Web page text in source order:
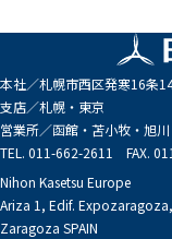
本社／札幌市西区発寒16条
支店／札幌・東京
営業所／函館・苫小牧・旭
TEL. 011-662-2611 FAX.
Nihon Kasetsu Europe
Ariza 1, Edif.
Zaragoza SPAIN